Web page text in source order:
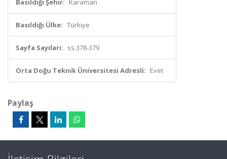
Basıldığı Şehir: Karaman
Basıldığı Ülke: Türkiye
Sayfa Sayıları: ss.378-379
Orta Doğu Teknik Üniversitesi Adresli: Evet
Paylaş